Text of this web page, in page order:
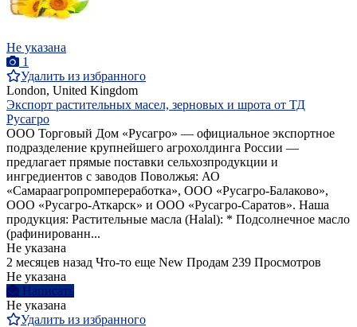
Не указана
1
Удалить из избранного
London, United Kingdom
Экспорт растительных масел, зерновых и шрота от ТД
Русагро
ООО Торговый Дом «Русагро» — официальное экспортное
подразделение крупнейшего агрохолдинга России —
предлагает прямые поставки сельхозпродукции и
ингредиентов с заводов Поволжья: АО
«Самараагропромпереработка», ООО «Русагро-Балаково»,
ООО «Русагро-Аткарск» и ООО «Русагро-Саратов». Наша
продукция: Растительные масла (Halal): * Подсолнечное масло
(рафинированн...
Не указана
2 месяцев назад Что-то еще New Продам 239 Просмотров
Не указана
Написать
Не указана
Удалить из избранного